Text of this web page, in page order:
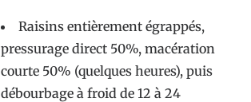
Raisins entièrement égrappés,
pressurage direct 50%, macération
courte 50% (quelques heures), puis
débourbage à froid de 12 à 24